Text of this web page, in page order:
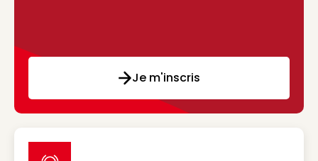
Je m'inscris